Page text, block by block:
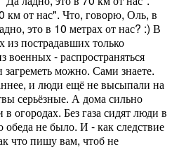
км от нас". Что, говорю, Оль, в
это в 10 метрах от нас? :) В
пострадавших только
- распространяться
загреметь можно. Сами знаете.
и люди ещё не высыпали на
серьёзные. А дома сильно
огородах. Без газа сидят люди в
обеда не было. И - как следствие
что пишу вам, чтоб не